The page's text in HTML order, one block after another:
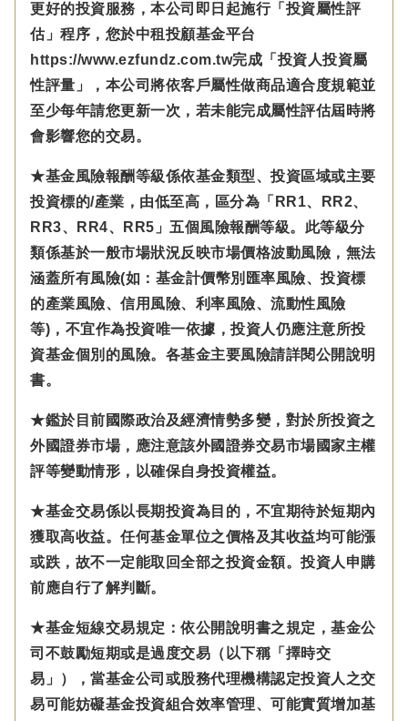
更好的投資服務，本公司即日起施行「投資屬性評
估」程序，您於中租投顧基金平台
https://www.ezfundz.com.tw完成「投資人投資屬
性評量」，本公司將依客戶屬性做商品適合度規範並
至少每年請您更新一次，若未能完成屬性評估屆時將
會影響您的交易。
★基金風險報酬等級係依基金類型、投資區域或主要
投資標的/產業，由低至高，區分為「RR1、RR2、
RR3、RR4、RR5」五個風險報酬等級。此等級分
類係基於一般市場狀況反映市場價格波動風險，無法
涵蓋所有風險(如：基金計價幣別匯率風險、投資標
的產業風險、信用風險、利率風險、流動性風險
等)，不宜作為投資唯一依據，投資人仍應注意所投
資基金個別的風險。各基金主要風險請詳閱公開說明
書。
★鑑於目前國際政治及經濟情勢多變，對於所投資之
外國證券市場，應注意該外國證券交易市場國家主權
評等變動情形，以確保自身投資權益。
★基金交易係以長期投資為目的，不宜期待於短期內
獲取高收益。任何基金單位之價格及其收益均可能漲
或跌，故不一定能取回全部之投資金額。投資人申購
前應自行了解判斷。
★基金短線交易規定：依公開說明書之規定，基金公
司不鼓勵短期或是過度交易（以下稱「擇時交
易」），當基金公司或股務代理機構認定投資人之交
易可能妨礙基金投資組合效率管理、可能實質增加基